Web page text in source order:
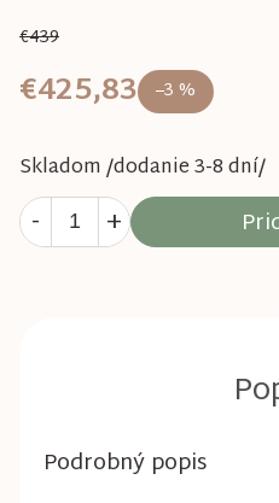
€439
–3 %
€425,83
Skladom /dodanie 3-8 dní/
Podrobný popis